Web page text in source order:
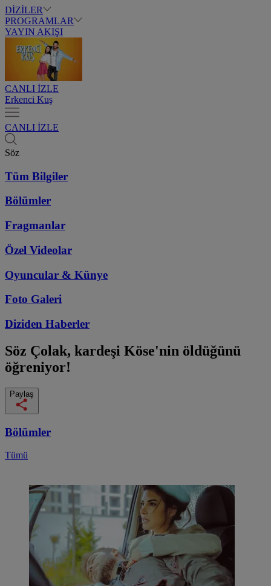
DİZİLER
PROGRAMLAR
YAYIN AKIŞI
CANLI İZLE
Erkenci Kuş
CANLI İZLE
Söz
Tüm Bilgiler
Bölümler
Fragmanlar
Özel Videolar
Oyuncular & Künye
Foto Galeri
Diziden Haberler
Söz Çolak, kardeşi Köse'nin öldüğünü
öğreniyor!
Paylaş
Bölümler
Tümü